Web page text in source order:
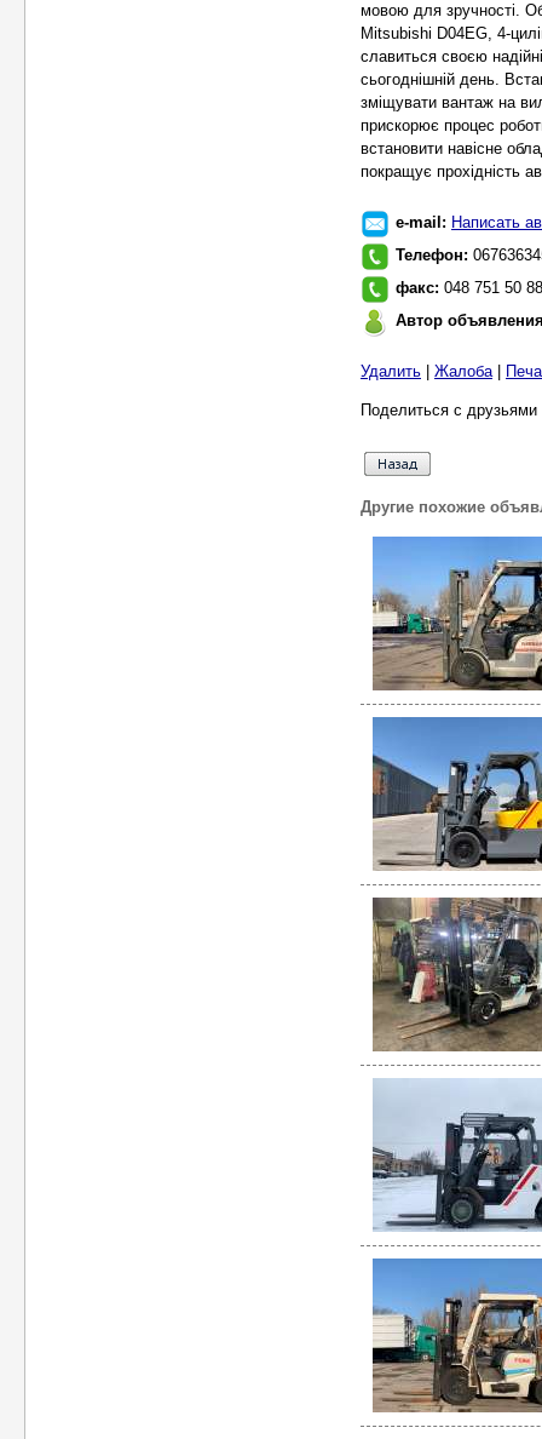
мовою для зручності.
Mitsubishi D04EG, 4-
славиться своєю
сьогоднішній день.
зміщувати вантаж на
прискорює процес
встановити навісне
покращує прохідність
e-mail: Написать
Телефон:
факс: 048 751 50 88
Автор
Удалить Жалоба|
Поделиться с
Другие похожие